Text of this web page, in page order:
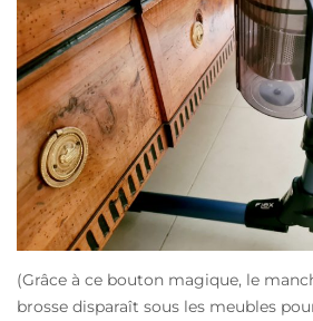
(Grâce à ce bouton magique, le
brosse disparaît sous les meubles